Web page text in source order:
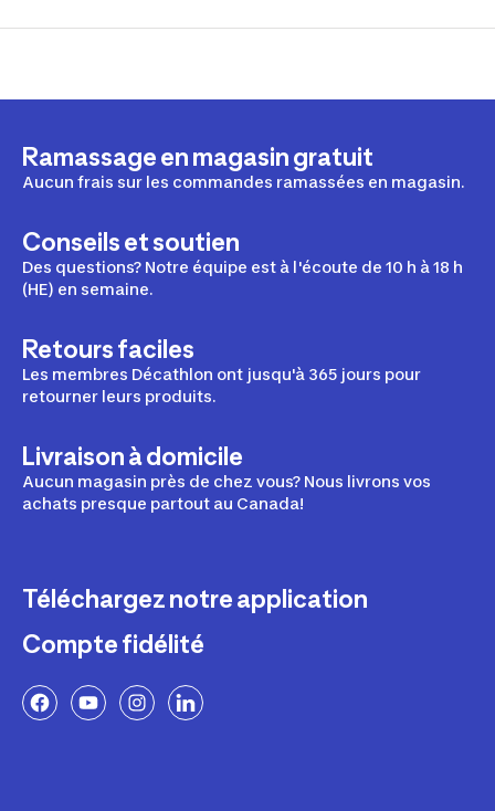
Ramassage en magasin gratuit
Aucun frais sur les commandes ramassées en magasin.
Conseils et soutien
Des questions? Notre équipe est à l'écoute de 10 h à 18 h
(HE) en semaine.
Retours faciles
Les membres Décathlon ont jusqu'à 365 jours pour
retourner leurs produits.
Livraison à domicile
Aucun magasin près de chez vous? Nous livrons vos
achats presque partout au Canada!
Téléchargez notre application
Compte fidélité